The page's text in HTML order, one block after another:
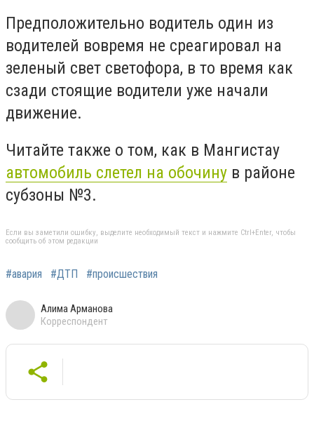
Предположительно водитель один из
водителей вовремя не среагировал на
зеленый свет светофора, в то время как
сзади стоящие водители уже начали
движение.
Читайте также о том, как в Мангистау
автомобиль слетел на обочину в районе
субзоны №3.
Если вы заметили ошибку, выделите необходимый текст и нажмите Ctrl+Enter, чтобы
сообщить об этом редакции
#авария #ДТП #происшествия
Алима Арманова
Корреспондент